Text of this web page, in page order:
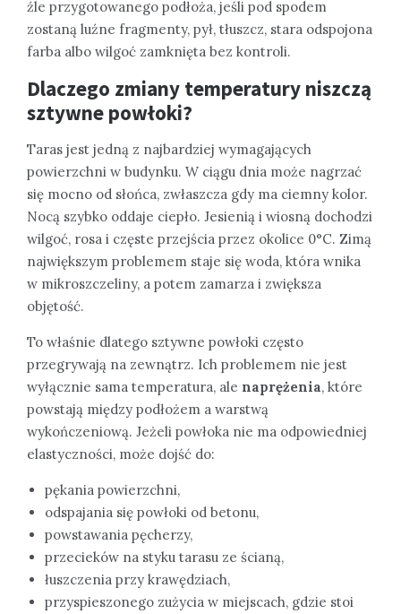
źle przygotowanego podłoża, jeśli pod spodem
zostaną luźne fragmenty, pył, tłuszcz, stara odspojona
farba albo wilgoć zamknięta bez kontroli.
Dlaczego zmiany temperatury niszczą
sztywne powłoki?
Taras jest jedną z najbardziej wymagających
powierzchni w budynku. W ciągu dnia może nagrzać
się mocno od słońca, zwłaszcza gdy ma ciemny kolor.
Nocą szybko oddaje ciepło. Jesienią i wiosną dochodzi
wilgoć, rosa i częste przejścia przez okolice 0°C. Zimą
największym problemem staje się woda, która wnika
w mikroszczeliny, a potem zamarza i zwiększa
objętość.
To właśnie dlatego sztywne powłoki często
przegrywają na zewnątrz. Ich problemem nie jest
wyłącznie sama temperatura, ale naprężenia, które
powstają między podłożem a warstwą
wykończeniową. Jeżeli powłoka nie ma odpowiedniej
elastyczności, może dojść do:
pękania powierzchni,
odspajania się powłoki od betonu,
powstawania pęcherzy,
przecieków na styku tarasu ze ścianą,
łuszczenia przy krawędziach,
przyspieszonego zużycia w miejscach, gdzie stoi